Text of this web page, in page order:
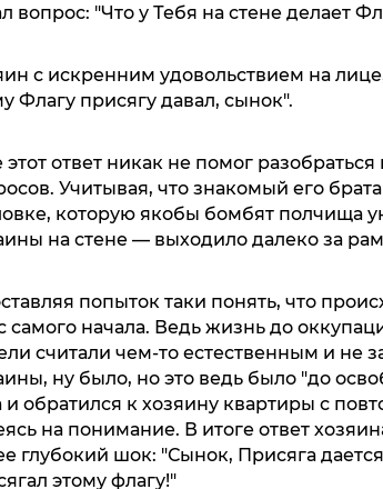
вопрос: "Что у Тебя на стене делает
с искренним удовольствием на
Флагу присягу давал, сынок".
ответ никак не помог
Учитывая, что знакомый его
которую якобы бомбят полчища
на стене — выходило далеко за
попыток таки понять, что
самого начала. Ведь жизнь до
считали чем-то естественным и не
ну было, но это ведь было "до
обратился к хозяину квартиры с
на понимание. В итоге ответ
глубокий шок: "Сынок, Присяга
этому флагу!"